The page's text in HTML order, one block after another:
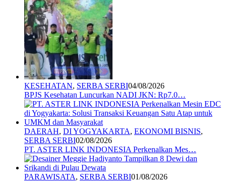
KESEHATAN, SERBA SERBI04/08/2026
BPJS Kesehatan Luncurkan NADI JKN: Rp7.0…
DAERAH, DI YOGYAKARTA, EKONOMI BISNIS,
SERBA SERBI02/08/2026
PT. ASTER LINK INDONESIA Perkenalkan Mes…
PARAWISATA, SERBA SERBI01/08/2026